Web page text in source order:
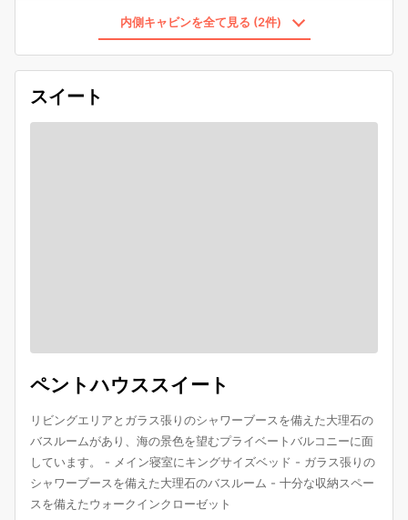
内側キャビンを全て見る (2件)
スイート
ペントハウススイート
リビングエリアとガラス張りのシャワーブースを備えた大理石の
バスルームがあり、海の景色を望むプライベートバルコニーに面
しています。 - メイン寝室にキングサイズベッド - ガラス張りの
シャワーブースを備えた大理石のバスルーム - 十分な収納スペー
スを備えたウォークインクローゼット